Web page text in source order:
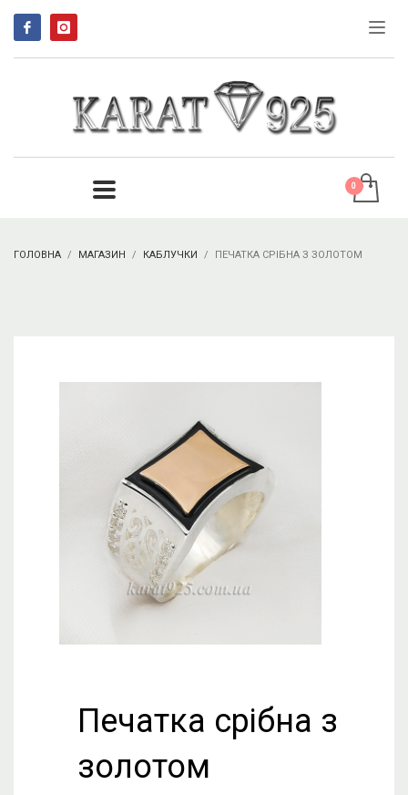
ГОЛОВНА МАГАЗИН КАБЛУЧКИ ПЕЧАТКА СРІБНА З ЗОЛОТОМ
Печатка срібна з
золотом